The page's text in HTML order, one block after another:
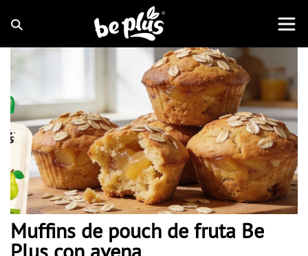
Muffins de pouch de fruta Be